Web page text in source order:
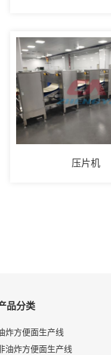
压片机
品分类
炸方便面生产线
油炸方便面生产线